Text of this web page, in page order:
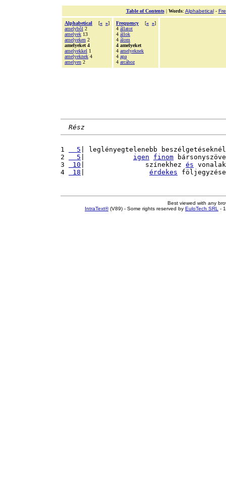
Table of Contents| Words: Alphabetical-
Alphabetical [« »]
amelybõl 2
amelyek 13
amelyeken 2
amelyeket 4
amelyekkel 1
amelyeknek 4
amelyen 2
Frequency [« »]
4 állatot
4 állok
4 álom
4 amelyeket
4 amelyeknek
4 apa
4 arcához
Rész
1
  5
| leglényegtelenebb
2
  5
igen finom
3
10 |               színekhez és
4
18 érdekes
Best viewed with any
IntraText®(V89) - Some rights reserved by EuloTech SRL -